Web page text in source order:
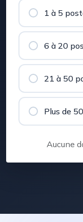
1 à 5
6 à 20
21 à 50
Plus de
Aucune